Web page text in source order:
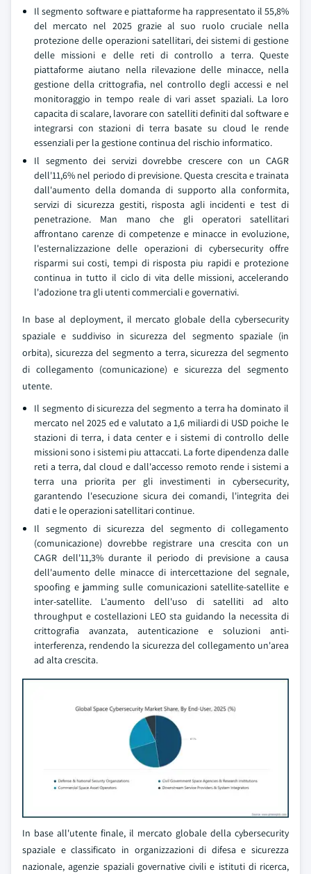
Il segmento software e piattaforme ha rappresentato il 55,8%
del mercato nel 2025 grazie al suo ruolo cruciale nella
protezione delle operazioni satellitari, dei sistemi di gestione
delle missioni e delle reti di controllo a terra. Queste
piattaforme aiutano nella rilevazione delle minacce, nella
gestione della crittografia, nel controllo degli accessi e nel
monitoraggio in tempo reale di vari asset spaziali. La loro
capacita di scalare, lavorare con satelliti definiti dal software e
integrarsi con stazioni di terra basate su cloud le rende
essenziali per la gestione continua del rischio informatico.
Il segmento dei servizi dovrebbe crescere con un CAGR
dell'11,6% nel periodo di previsione. Questa crescita e trainata
dall'aumento della domanda di supporto alla conformita,
servizi di sicurezza gestiti, risposta agli incidenti e test di
penetrazione. Man mano che gli operatori satellitari
affrontano carenze di competenze e minacce in evoluzione,
l'esternalizzazione delle operazioni di cybersecurity offre
risparmi sui costi, tempi di risposta piu rapidi e protezione
continua in tutto il ciclo di vita delle missioni, accelerando
l'adozione tra gli utenti commerciali e governativi.
In base al deployment, il mercato globale della cybersecurity
spaziale e suddiviso in sicurezza del segmento spaziale (in
orbita), sicurezza del segmento a terra, sicurezza del segmento
di collegamento (comunicazione) e sicurezza del segmento
utente.
Il segmento di sicurezza del segmento a terra ha dominato il
mercato nel 2025 ed e valutato a 1,6 miliardi di USD poiche le
stazioni di terra, i data center e i sistemi di controllo delle
missioni sono i sistemi piu attaccati. La forte dipendenza dalle
reti a terra, dal cloud e dall'accesso remoto rende i sistemi a
terra una priorita per gli investimenti in cybersecurity,
garantendo l'esecuzione sicura dei comandi, l'integrita dei
dati e le operazioni satellitari continue.
Il segmento di sicurezza del segmento di collegamento
(comunicazione) dovrebbe registrare una crescita con un
CAGR dell'11,3% durante il periodo di previsione a causa
dell'aumento delle minacce di intercettazione del segnale,
spoofing e jamming sulle comunicazioni satellite-satellite e
inter-satellite. L'aumento dell'uso di satelliti ad alto
throughput e costellazioni LEO sta guidando la necessita di
crittografia avanzata, autenticazione e soluzioni anti-
interferenza, rendendo la sicurezza del collegamento un'area
ad alta crescita.
In base all'utente finale, il mercato globale della cybersecurity
spaziale e classificato in organizzazioni di difesa e sicurezza
nazionale, agenzie spaziali governative civili e istituti di ricerca,